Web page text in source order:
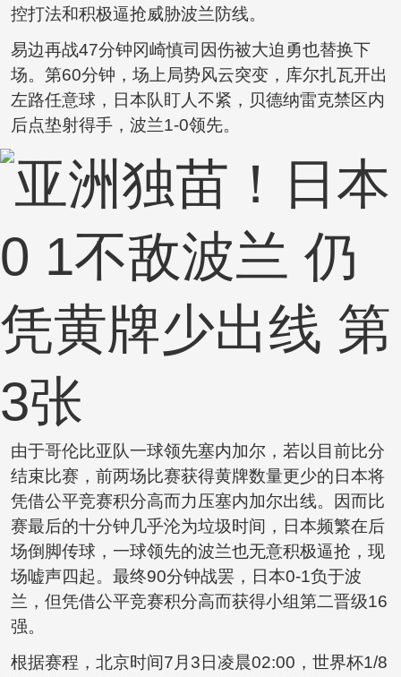
控打法和积极逼抢威胁波兰防线。
易边再战47分钟冈崎慎司因伤被大迫勇也替换下
场。第60分钟，场上局势风云突变，库尔扎瓦开出
左路任意球，日本队盯人不紧，贝德纳雷克禁区内
后点垫射得手，波兰1-0领先。
由于哥伦比亚队一球领先塞内加尔，若以目前比分
结束比赛，前两场比赛获得黄牌数量更少的日本将
凭借公平竞赛积分高而力压塞内加尔出线。因而比
赛最后的十分钟几乎沦为垃圾时间，日本频繁在后
场倒脚传球，一球领先的波兰也无意积极逼抢，现
场嘘声四起。最终90分钟战罢，日本0-1负于波
兰，但凭借公平竞赛积分高而获得小组第二晋级16
强。
根据赛程，北京时间7月3日凌晨02:00，世界杯1/8